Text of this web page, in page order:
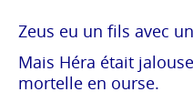
Zeus eu un fils avec
Mais Héra était
mortelle en ourse.